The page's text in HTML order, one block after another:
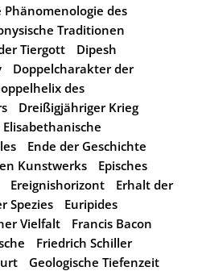
Phänomenologie des
Traditionen
Tiergott
Dipesh
Doppelcharakter der
des
Dreißigjähriger Krieg
Elisabethanische
Ende der Geschichte
Kunstwerks
Episches
Ereignishorizont
Erhalt der
Spezies
Euripides
Vielfalt
Francis Bacon
Friedrich Schiller
Geologische Tiefenzeit